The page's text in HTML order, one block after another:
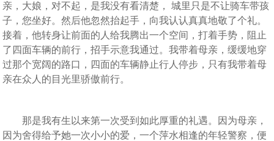
亲，大娘，对不起，是我没有看清楚， 城里只是不让骑车带孩
子，您坐好。然后他忽然抬起手，向我认认真真地敬了个礼。
接着，他转身让前面的人给我腾出一个空间，打着手势，阻止
了四面车辆的前行，招手示意我通过。我带着母亲，缓缓地穿
过那个宽阔的路口，四面的车辆静止行人停步，只有我带着母
亲在众人的目光里骄傲前行。
那是我有生以来第一次受到如此厚重的礼遇。因为母亲，
因为舍得给予她一次小小的爱，一个萍水相逢的年轻警察，便